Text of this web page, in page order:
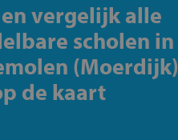
vergelijk alle
scholen in
(Moerdijk)
de kaart